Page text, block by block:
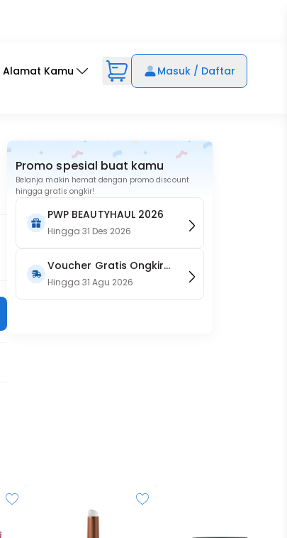
Alamat Kamu Masuk / Daftar
Promo spesial buat kamu
Belanja makin hemat dengan promo discount
hingga gratis ongkir!
PWP BEAUTYHAUL 2026
Hingga31 Des 2026
Voucher Gratis Ongkir
15RB (Only on Website)
Hingga31 Agu 2026